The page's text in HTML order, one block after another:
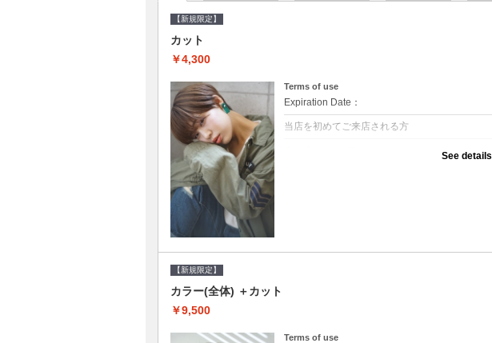
【新規限定】
カット
￥4,300
Terms of use
Expiration Date：
当店を初めてご来店される方
See details
【新規限定】
カラー(全体) ＋カット
￥9,500
Terms of use